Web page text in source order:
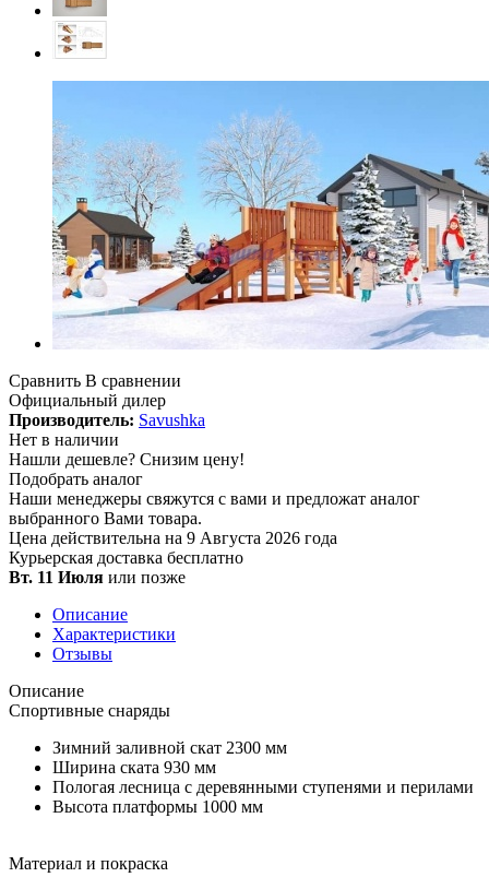
Сравнить В сравнении
Официальный дилер
Производитель: Savushka
Нет в наличии
Нашли дешевле? Снизим цену!
Подобрать аналог
Наши менеджеры свяжутся с вами и предложат аналог
выбранного Вами товара.
Цена действительна на 9 Августа 2026 года
Курьерская доставка бесплатно
Вт. 11 Июля или позже
Описание
Характеристики
Отзывы
Описание
Спортивные снаряды
Зимний заливной скат 2300 мм
Ширина ската 930 мм
Пологая лесница с деревянными ступенями и перилами
Высота платформы 1000 мм
Материал и покраска